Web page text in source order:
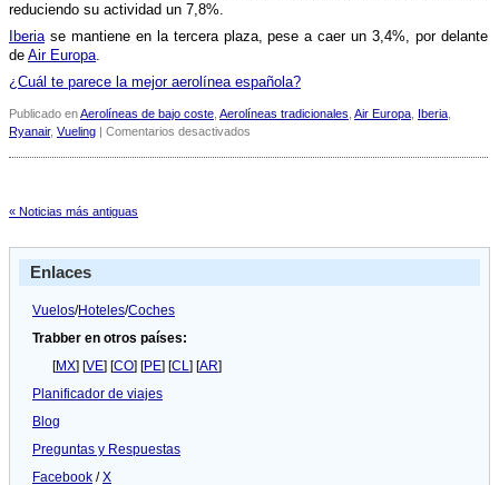
reduciendo su actividad un 7,8%.
Iberiase mantiene en la tercera plaza, pese a caer un 3,4%, por delante
de Air Europa.
¿Cuál te parece la mejor aerolí­nea española?
Publicado enAerolíneas de bajo coste Aerolíneas tradicionales Air Europa Iberia
Ryanair, Vueling | Comentarios desactivados
« Noticias más antiguas
Enlaces
Vuelos/Hoteles/Coches
Trabber en otros países:
[MX] [VE] [CO] [PE] [CL] [AR]
Planificador de viajes
Blog
Preguntas y Respuestas
Facebook /X